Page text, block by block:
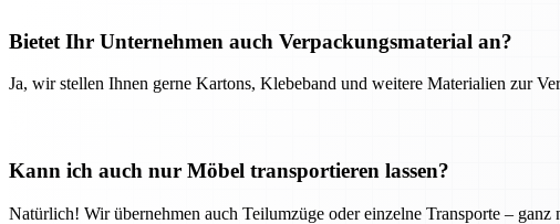
Bietet Ihr Unternehmen auch Verpackungsmaterial an?
Ja, wir stellen Ihnen gerne Kartons, Klebeband und weitere Materialien zur
Kann ich auch nur Möbel transportieren lassen?
Natürlich! Wir übernehmen auch Teilumzüge oder einzelne Transporte – ganz